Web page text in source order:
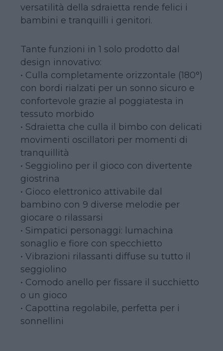
versatilità della sdraietta rende felici i
bambini e tranquilli i genitori.
Tante funzioni in 1 solo prodotto dal
design innovativo:
• Culla completamente orizzontale (180°)
con bordi rialzati per un sonno sicuro e
confortevole grazie al poggiatesta in
tessuto morbido
• Sdraietta che culla il bimbo con delicati
movimenti oscillatori per momenti di
tranquillità
• Seggiolino per il gioco con divertente
giostrina
• Gioco elettronico attivabile dal
bambino con 9 diverse melodie per
giocare o rilassarsi
• Simpatici personaggi: lumachina
sonaglio e fiore con specchietto
• Vibrazioni rilassanti diffuse su tutto il
seggiolino
• Comodo anello per fissare il succhietto
o un gioco
• Capottina regolabile, perfetta per i
sonnellini